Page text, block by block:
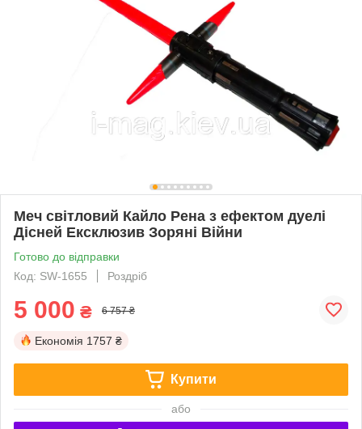
Меч світловий Кайло Рена з ефектом дуелі
Дісней Ексклюзив Зоряні Війни
Готово до відправки
Код: SW-1655
Роздріб
5 000 ₴ 6 757 ₴
Економія 1757 ₴
Купити
або